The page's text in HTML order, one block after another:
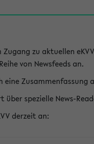
zu aktuellen
von Newsfeeds an.
eine
über spezielle News-
derzeit an: